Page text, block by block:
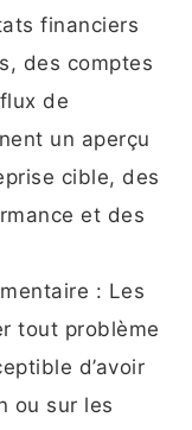
financiers
des comptes
de
un aperçu
cible, des
et des
: Les
tout problème
d’avoir
ou sur les